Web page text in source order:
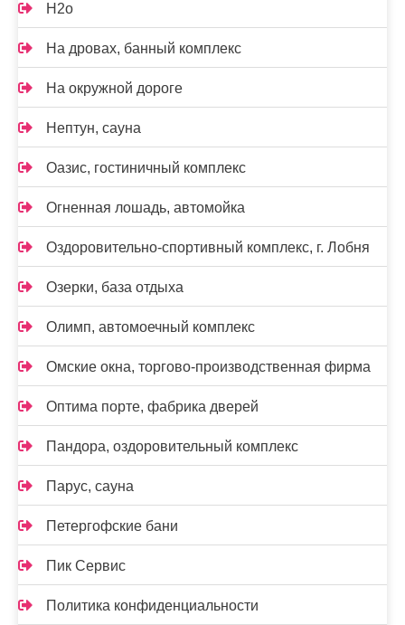
Н2о
На дровах, банный комплекс
На окружной дороге
Нептун, сауна
Оазис, гостиничный комплекс
Огненная лошадь, автомойка
Оздоровительно-спортивный комплекс, г. Лобня
Озерки, база отдыха
Олимп, автомоечный комплекс
Омские окна, торгово-производственная фирма
Оптима порте, фабрика дверей
Пандора, оздоровительный комплекс
Парус, сауна
Петергофские бани
Пик Сервис
Политика конфиденциальности